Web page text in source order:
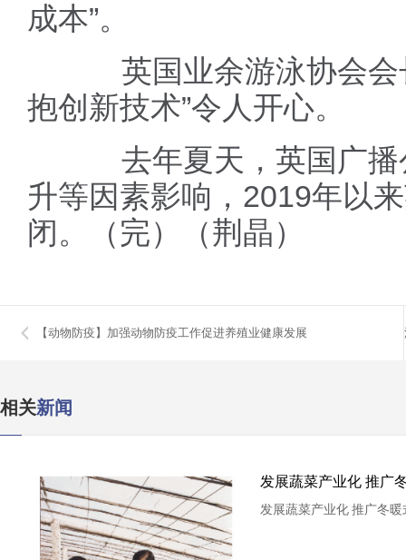
成本”。
英国业余游泳协会会
抱创新技术”令人开心。
去年夏天，英国广播
升等因素影响，2019年以
闭。（完）（荆晶）
【动物防疫】加强动物防疫工作促进养殖业健康发展
相关新闻
发展蔬菜产业化 推广
发展蔬菜产业化 推广冬